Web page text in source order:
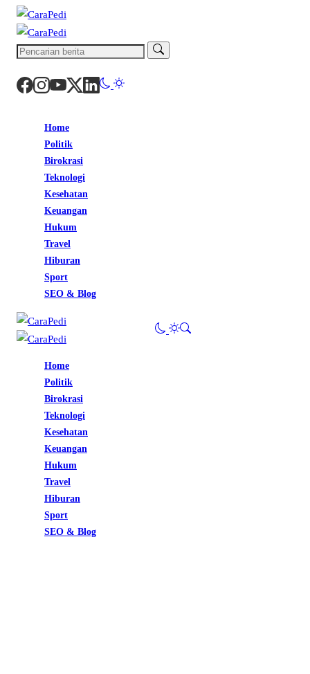
Home
Politik
Birokrasi
Teknologi
Kesehatan
Keuangan
Hukum
Travel
Hiburan
Sport
SEO & Blog
Home
Politik
Birokrasi
Teknologi
Kesehatan
Keuangan
Hukum
Travel
Hiburan
Sport
SEO & Blog